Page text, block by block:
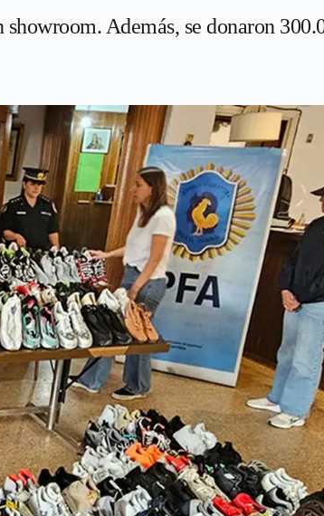
Además, se donaron